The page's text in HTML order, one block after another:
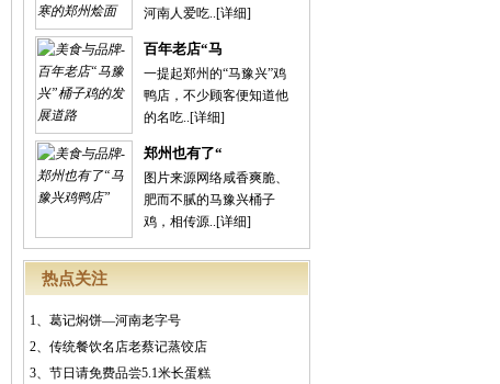
河南人爱吃..[详细]
百年老店“马
一提起郑州的“马豫兴”鸡
鸭店，不少顾客便知道他
的名吃..[详细]
郑州也有了“
图片来源网络咸香爽脆、
肥而不腻的马豫兴桶子
鸡，相传源..[详细]
热点关注
1、 葛记焖饼—河南老字号
2、 传统餐饮名店老蔡记蒸饺店
3、 节日请免费品尝5.1米长蛋糕